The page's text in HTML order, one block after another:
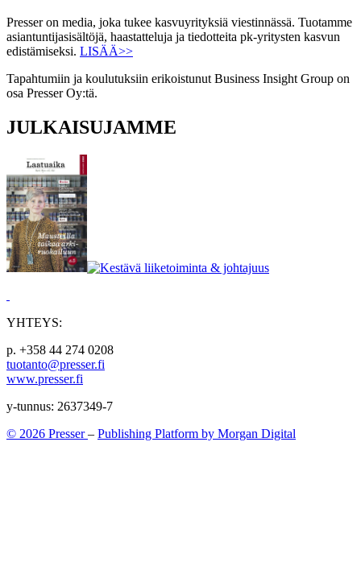
Presser on media, joka tukee kasvuyrityksiä viestinnässä. Tuotamme
asiantuntijasisältöjä, haastatteluja ja tiedotteita pk-yritysten kasvun
edistämiseksi. LISÄÄ>>
Tapahtumiin ja koulutuksiin erikoistunut Business Insight Group on
osa Presser Oy:tä.
JULKAISUJAMME
YHTEYS:
p. +358 44 274 0208
tuotanto@presser.fi
www.presser.fi
y-tunnus: 2637349-7
© 2026 Presser– Publishing Platform by Morgan Digital